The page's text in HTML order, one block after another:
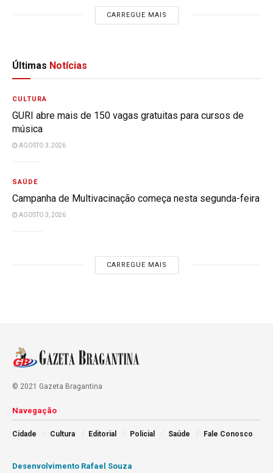
CARREGUE MAIS
Últimas Notícias
CULTURA
GURI abre mais de 150 vagas gratuitas para cursos de
música
AGOSTO 3, 2026
SAÚDE
Campanha de Multivacinação começa nesta segunda-feira
AGOSTO 3, 2026
CARREGUE MAIS
© 2021 Gazeta Bragantina
Navegação
Cidade Cultura Editorial Policial Saúde Fale Conosco
Desenvolvimento Rafael Souza